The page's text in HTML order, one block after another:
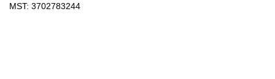
MST: 3702783244